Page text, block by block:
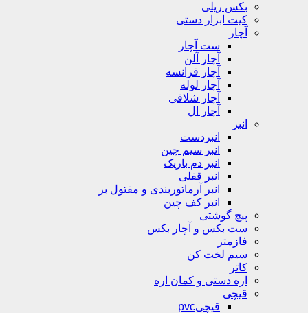
بکس ریلی
کیت ابزار دستی
آچار
ست آچار
آچار آلن
آچار فرانسه
آچار لوله
آچار شلاقی
آچار ال
انبر
انبردست
انبر سیم چین
انبر دم باریک
انبر قفلی
انبر آرماتوربندی و مفتول بر
انبر کف چین
پیچ گوشتی
ست بکس و آچار بکس
فازمتر
سیم لخت کن
کاتر
اره دستی و کمان اره
قیچی
قیچیpvc